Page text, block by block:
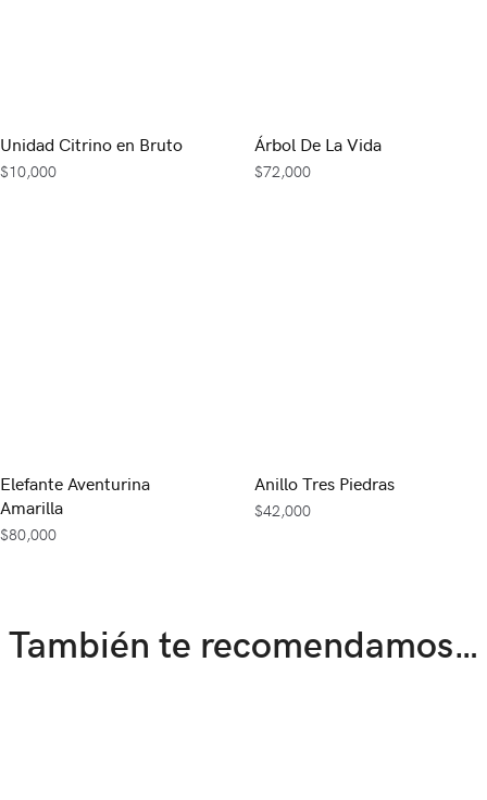
Unidad Citrino en Bruto
$10,000
Árbol De La Vida
$72,000
Elefante Aventurina
Amarilla
$80,000
Anillo Tres Piedras
$42,000
También te recomendamos…